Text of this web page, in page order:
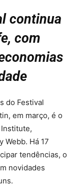
continua
com
do Festival
em março, é o
Webb. Há 17
tendências, o
novidades